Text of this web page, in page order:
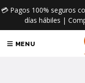
💳 Pagos 100% seguros
días hábiles |
MENU